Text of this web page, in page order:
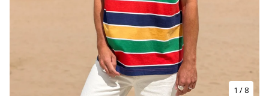
1 / 8